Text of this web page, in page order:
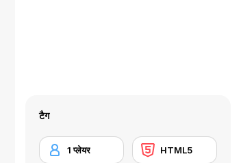
टैग
1 प्लेयर HTML5